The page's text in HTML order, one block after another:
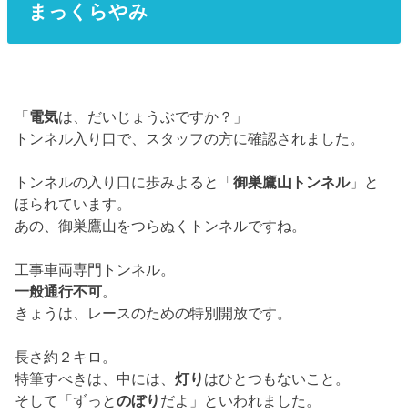
まっくらやみ
「電気は、だいじょうぶですか？」
トンネル入り口で、スタッフの方に確認されました。
トンネルの入り口に歩みよると「御巣鷹山トンネル」と
ほられています。
あの、御巣鷹山をつらぬくトンネルですね。
工事車両専門トンネル。
一般通行不可。
きょうは、レースのための特別開放です。
長さ約２キロ。
特筆すべきは、中には、灯り はひとつもないこと。
そして「ずっとのぼり だよ」といわれました。